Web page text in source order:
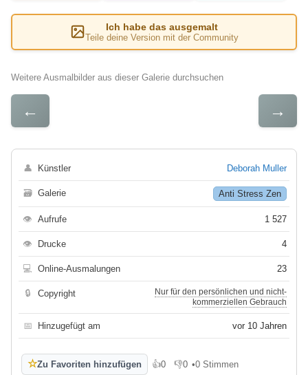
Ich habe das ausgemalt
Teile deine Version mit der Community
Weitere Ausmalbilder aus dieser Galerie durchsuchen
← →
👤 Künstler Deborah Muller
🗃 Galerie Anti Stress Zen
👁 Aufrufe 1 527
👁 Drucke 4
💻 Online-Ausmalungen 23
🔒 Copyright
Nur für den persönlichen und nicht-
kommerziellen Gebrauch
📅 Hinzugefügt am vor 10 Jahren
☆Zu Favoriten hinzufügen 👍0
Gefällt mir
👎0
Gefällt mir nicht
•0 Stimmen